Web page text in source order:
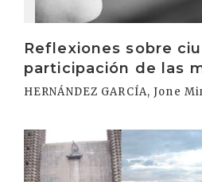
Reflexiones sobre
participación de las
HERNÁNDEZ GARCÍA, Jone
Irakurri